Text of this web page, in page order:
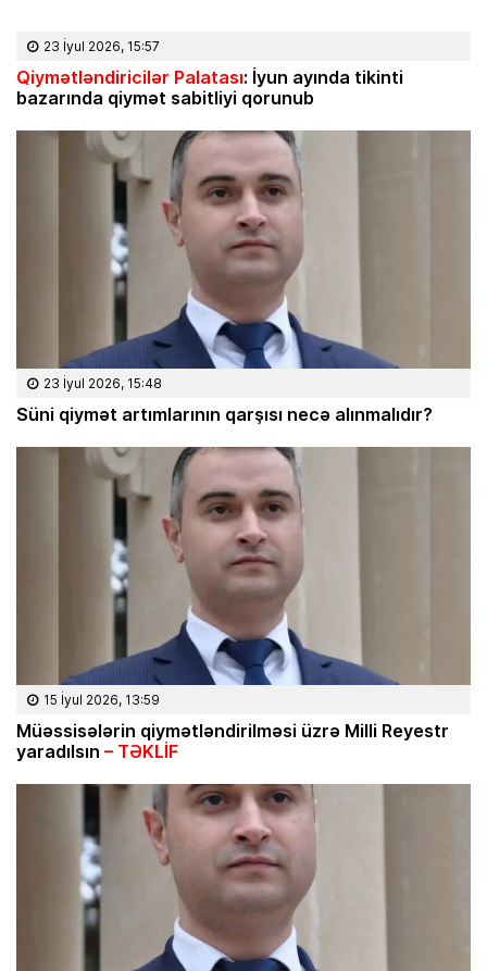
23 İyul 2026, 15:57
Qiymətləndiricilər Palatası: İyun ayında tikinti
bazarında qiymət sabitliyi qorunub
23 İyul 2026, 15:48
Süni qiymət artımlarının qarşısı necə alınmalıdır?
15 İyul 2026, 13:59
Müəssisələrin qiymətləndirilməsi üzrə Milli Reyestr
yaradılsın – TƏKLİF